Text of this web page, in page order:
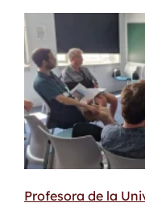
Profesora de la